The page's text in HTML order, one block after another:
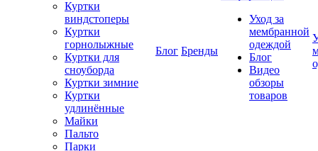
Куртки
виндстоперы
Куртки
горнолыжные
Куртки для
сноуборда
Куртки зимние
Куртки
удлинённые
Майки
Пальто
Парки
Блог Бренды
Уход за
мембранной
одеждой
Блог
Видео
обзоры
товаров